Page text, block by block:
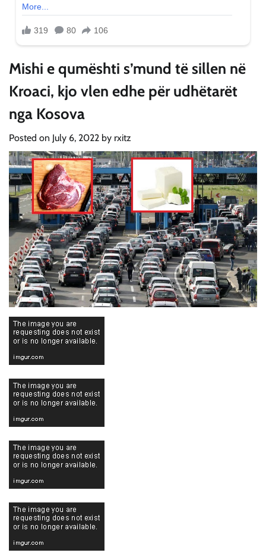
Mishi e qumështi s’mund të sillen në
Kroaci, kjo vlen edhe për udhëtarët
nga Kosova
Posted on July 6, 2022 by rxitz